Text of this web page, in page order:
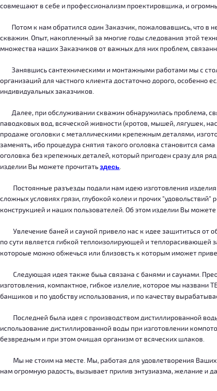
совмещают в себе и профессионализм проектировщика, и
Потом к нам обратился один Заказчик, пожаловавшись, что в
скважин. Опыт, накопленный за многие годы следования этой
множества наших Заказчиков от важных для них проблем,
Занявшись сантехническими и монтажными работами мы с
организаций для частного клиента достаточно дорого, особенно
индивидуальных заказчиков.
Далее, при обслуживании скважин обнаружилась проблема,
паводковых вод, всяческой живности (кротов, мышей, лягушек,
продаже оголовки с металлическими крепежным деталями,
заменять, ибо процедура снятия такого оголовка становится
оголовка без крепежных деталей, который пригоден сразу для
изделии Вы можете прочитатьздесь.
Постоянные разъезды подали нам идею изготовления
сложных условиях грязи, глубокой колеи и прочих
конструкцией и наших пользователей. Об этом изделии Вы
Увлечение баней и сауной привело нас к идее защититься от
по сути является гибкой теплоизолирующей и теплорасивающей
котороые можно обжечься или близовсть к которым иможет
Следующая идея также быьа связана с банями и саунами.
изготовления, компактное, гибкое излелие, которое мы
банщиков и по удобству использования, и по качеству
Последней была идея с производством дистиллированной
использование дистиллированной воды при изготовлении
безвредным и при этом очищая организм от всяческих шлаков.
Мы не стоим на месте. Мы, работая для удовлетворения Ваших
нам огромную радость, вызывает прилив энтузиазма, желание и